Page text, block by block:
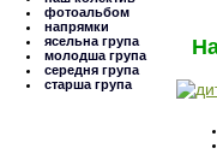
фотоальбом
напрямки
ясельна група
молодша група
середня група
старша група